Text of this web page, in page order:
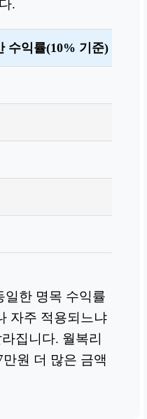
.
수익률(10% 기준)
일한 명목 수익률
자주 적용되느냐
집니다. 월복리
원 더 많은 금액